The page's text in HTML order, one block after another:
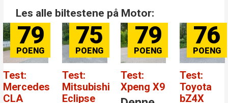
Les alle biltestene på Motor:
79
Test:
Xpeng X9
76
Test:
Toyota
bZ4X
84
Test:
Mercedes-
Benz GLC
Test:
Atto